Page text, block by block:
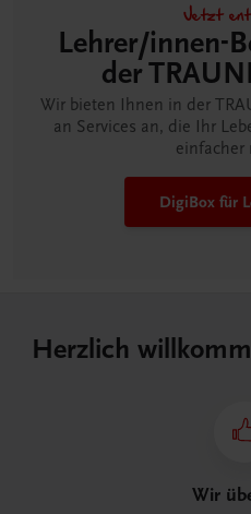
Jetzt
Lehrer/innen-
der
Wir bieten Ihnen in der
an Services an, die Ihr
einfacher
DigiBox für
Herzlich
Wir